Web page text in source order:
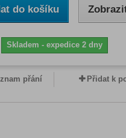
do košíku
Skladem - expedice 2 dny
přání Přidat k